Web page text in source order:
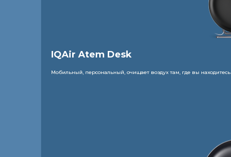
IQAir Atem Desk
Мобильный, персональный, очищает воздух там, где вы находитесь